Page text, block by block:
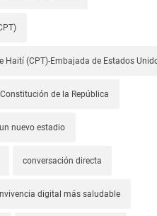
Haití (CPT)-Embajada de Estados
Constitución de la República
nuevo estadio
conversación directa
digital más saludable